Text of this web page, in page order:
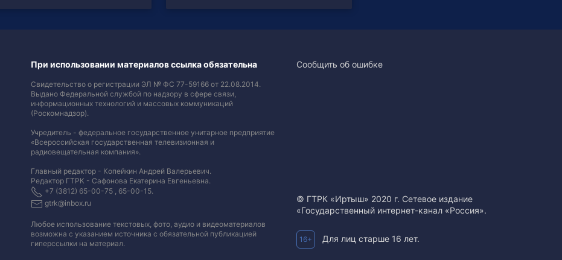
При использовании материалов ссылка обязательна
Свидетельство о регистрации ЭЛ № ФС 77-59166 от 22.08.2014.
Выдано Федеральной службой по надзору в сфере связи,
информационных технологий и массовых коммуникаций
(Роскомнадзор).
Учредитель - федеральное государственное унитарное предприятие
«Всероссийская государственная телевизионная и
радиовещательная компания».
Главный редактор - Копейкин Андрей Валерьевич.
Редактор ГТРК - Сафонова Екатерина Евгеньевна.
+7 (3812) 65-00-75 , 65-00-15.
gtrk@inbox.ru
Любое использование текстовых, фото, аудио и видеоматериалов
возможна с указанием источника с обязательной публикацией
гиперссылки на материал.
Сообщить об ошибке
© ГТРК «Иртыш» 2020 г. Сетевое издание
«Государственный интернет-канал «Россия».
16+ Для лиц старше 16 лет.